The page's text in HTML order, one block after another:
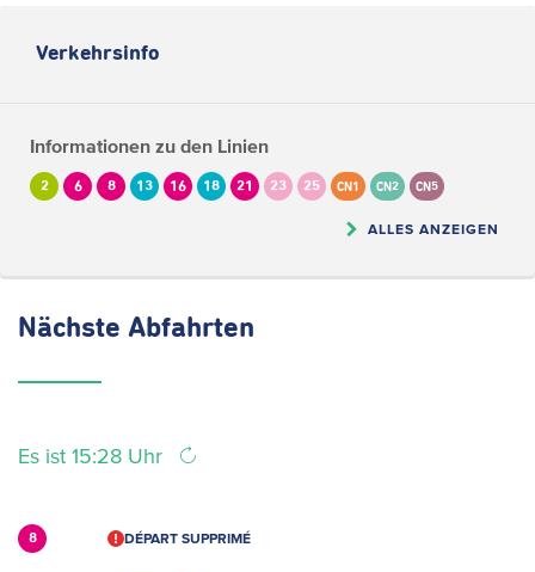
Verkehrsinfo
Informationen zu den Linien
2 6 8 13 16 18 21 23 25 CN1 CN2 CN5
ALLES ANZEIGEN
Nächste Abfahrten
Es ist 15:28 Uhr
8 DÉPART SUPPRIMÉ